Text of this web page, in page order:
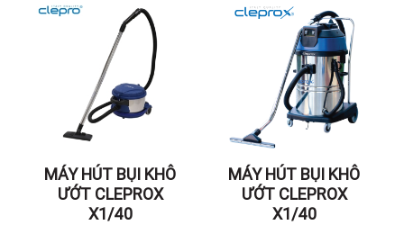
MÁY HÚT BỤI KHÔ
ƯỚT CLEPROX
X1/40
MÁY HÚT BỤI KHÔ
ƯỚT CLEPROX
X1/40